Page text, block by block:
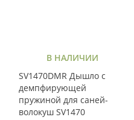
В НАЛИЧИИ
SV1470DMR Дышло с
демпфирующей
пружиной для саней-
волокуш SV1470